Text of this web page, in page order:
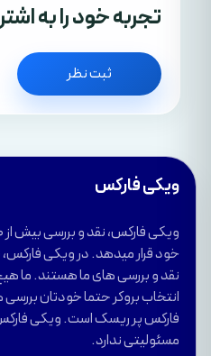
تجربه خود را به
ثبت نظر
ویکی فارکس
خود قرار میدهد. در ویکی فارکس،
نقد و بررسی های ما هستند. ما
انتخاب بروکر حتما خودتان بررسی
فارکس پر ریسک است. ویکی
مسئولیتی ندارد.